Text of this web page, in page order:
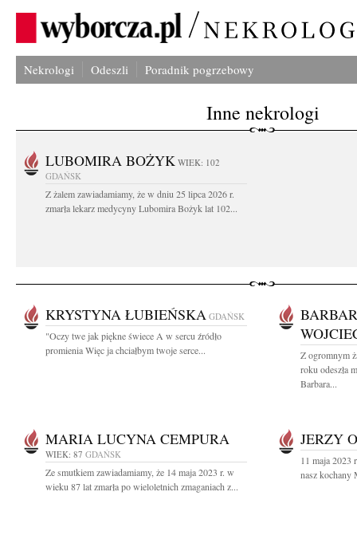
Nekrologi Odeszli Poradnik pogrzebowy
Inne nekrologi
LUBOMIRA BOŻYK WIEK: 102
GDAŃSK
Z żalem zawiadamiamy, że w dniu 25 lipca 2026 r.
zmarła lekarz medycyny Lubomira Bożyk lat 102...
KRYSTYNA ŁUBIEŃSKA GDAŃSK
"Oczy twe jak piękne świece A w sercu źródło
promienia Więc ja chciałbym twoje serce...
Z ogromnym
roku odeszła
Barbara...
MARIA LUCYNA CEMPURA
WIEK: 87 GDAŃSK
Ze smutkiem zawiadamiamy, że 14 maja 2023 r. w
wieku 87 lat zmarła po wieloletnich zmaganiach z...
JERZY
11 maja 2023
nasz kochany